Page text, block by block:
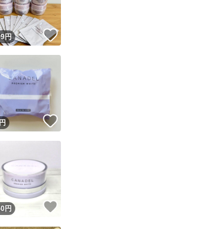
ーザーは高頻度で24時間以内＆設定した発送日数内に発送してい
ーザーは高頻度で24時間以内に発送しています
ユーザーは設定した発送日数内に発送しています
円 いいね！
円
！
円